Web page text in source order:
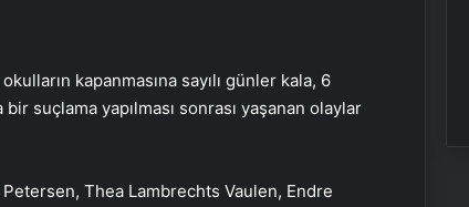
kapanmasına sayılı günler kala, 6
suçlama yapılması sonrası yaşanan olaylar
Thea Lambrechts Vaulen, Endre